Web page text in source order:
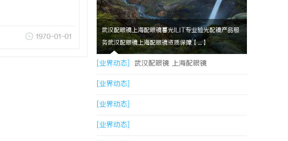
1970-01-01
武汉配眼镜上海配眼镜暮光ILIT专业验光配镜产品服
务武汉配眼镜上海配眼镜资质保障【....】
[业界动态] 武汉配眼镜 上海配眼镜
[业界动态]
[业界动态]
[业界动态]